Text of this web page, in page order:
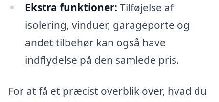
Ekstra funktioner: Tilføjelse af
isolering, vinduer, garageporte og
andet tilbehør kan også have
indflydelse på den samlede pris.
For at få et præcist overblik over, hvad du